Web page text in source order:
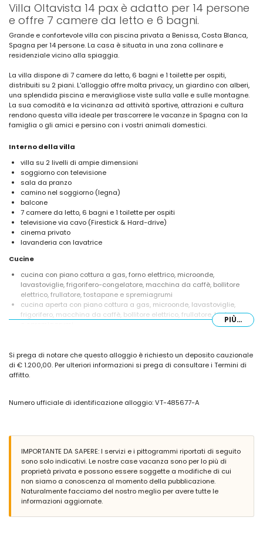
Villa Oltavista 14 pax è adatto per 14 persone
e offre 7 camere da letto e 6 bagni.
Grande e confortevole villa con piscina privata a Benissa, Costa Blanca,
Spagna per 14 persone. La casa è situata in una zona collinare e
residenziale vicino alla spiaggia.
La villa dispone di 7 camere da letto, 6 bagni e 1 toilette per ospiti,
distribuiti su 2 piani. L'alloggio offre molta privacy, un giardino con alberi,
una splendida piscina e meravigliose viste sulla valle e sulle montagne.
La sua comodità e la vicinanza ad attività sportive, attrazioni e cultura
rendono questa villa ideale per trascorrere le vacanze in Spagna con la
famiglia o gli amici e persino con i vostri animali domestici.
Interno della villa
villa su 2 livelli di ampie dimensioni
soggiorno con televisione
sala da pranzo
camino nel soggiorno (legna)
balcone
7 camere da letto, 6 bagni e 1 toilette per ospiti
televisione via cavo (Firestick & Hard-drive)
cinema privato
lavanderia con lavatrice
Cucine
cucina con piano cottura a gas, forno elettrico, microonde,
lavastoviglie, frigorifero-congelatore, macchina da caffè, bollitore
elettrico, frullatore, tostapane e spremiagrumi
cucina aperta con piano cottura a gas, microonde, lavastoviglie,
frigorifero, macchina da caffè, bollitore elettrico, frullatore, tostapane
2 camere da letto con aria condizionata, ognuna con letto
matrimoniale e bagno en-suite
5 camere da letto con aria condizionata, ognuna con letto
bagno en-suite con lavabo singolo, doccia, toilette e asciugacapelli
bagno en-suite con doccia, toilette e asciugacapelli
Esterno della villa
ampio terreno
piscina privata di 8m x 4m e 2m di profondità
giardino con alberi e mobili da giardino con lettini
5 terrazze, di cui 1 coperta
doccia esterna
PIÙ...
Si prega di notare che questo alloggio è richiesto un deposito cauzionale
di € 1.200,00. Per ulteriori informazioni si prega di consultare i Termini di
affitto.
Numero ufficiale di identificazione alloggio: VT-485677-A
IMPORTANTE DA SAPERE: I servizi e i pittogrammi riportati di seguito
sono solo indicativi. Le nostre case vacanza sono per lo più di
proprietà privata e possono essere soggette a modifiche di cui
non siamo a conoscenza al momento della pubblicazione.
Naturalmente facciamo del nostro meglio per avere tutte le
informazioni aggiornate.